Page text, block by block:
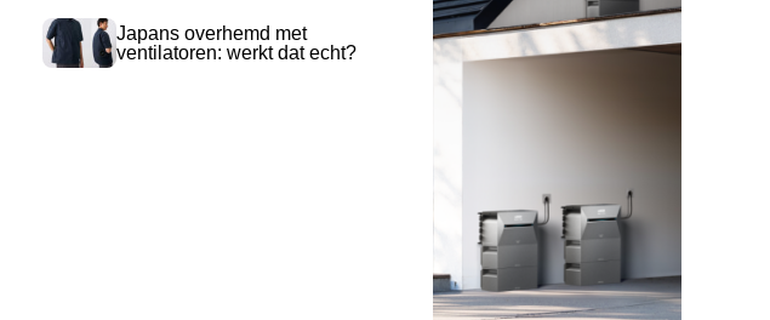
Japans overhemd met
ventilatoren: werkt dat echt?